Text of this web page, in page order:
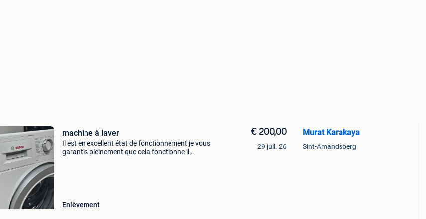
machine à laver
Il est en excellent état de fonctionnement je vous
garantis pleinement que cela fonctionne il
Enlèvement
€ 200,00
29 juil. 26
Murat Karakaya
Sint-Amandsberg